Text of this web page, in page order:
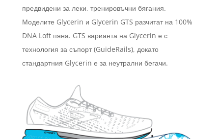
предвидени за леки, тренировъчни бягания.
Моделите Glycerin и Glycerin GTS разчитат на 100%
DNA Loft пяна. GTS варианта на Glycerin е с
технология за съпорт (GuideRails), докато
стандартния Glycerin е за неутрални бегачи.